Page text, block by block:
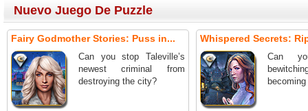
Nuevo Juego De Puzzle
Fairy Godmother Stories: Puss in...
Can you stop Taleville’s
newest criminal from
destroying the city?
Whispered Secrets:
Can